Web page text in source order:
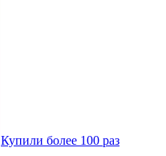
Купили более 100 раз